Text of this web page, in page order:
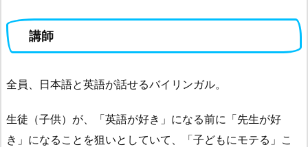
講師
全員、日本語と英語が話せるバイリンガル。
生徒（子供）が、「英語が好き」になる前に「先生が好
き」になることを狙いとしていて、「子どもにモテる」こ